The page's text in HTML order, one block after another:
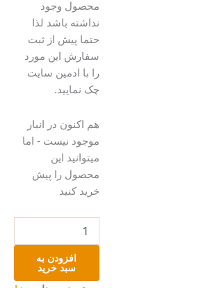
محصول وجود
نداشته باشد لذا
حتما پیش از ثبت
سفارش این مورد
را با ادمین سایت
چک نمایید.
هم اکنون در انبار
موجود نیست - اما
میتوانید این
محصول را پیش
خرید کنید
افزودن به
سبد خرید